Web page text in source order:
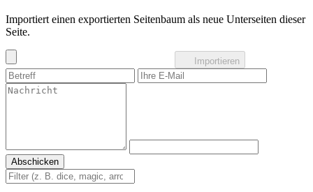
Importiert einen exportierten Seitenbaum als neue Unterseiten dieser
Seite.
Importieren
Abschicken